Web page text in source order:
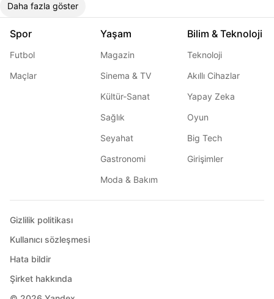
Daha fazla göster
Spor
Futbol
Maçlar
Yaşam
Magazin
Sinema & TV
Kültür-Sanat
Sağlık
Seyahat
Gastronomi
Moda & Bakım
Bilim & Teknoloji
Teknoloji
Akıllı Cihazlar
Yapay Zeka
Oyun
Big Tech
Girişimler
Gizlilik politikası
Kullanıcı sözleşmesi
Hata bildir
Şirket hakkında